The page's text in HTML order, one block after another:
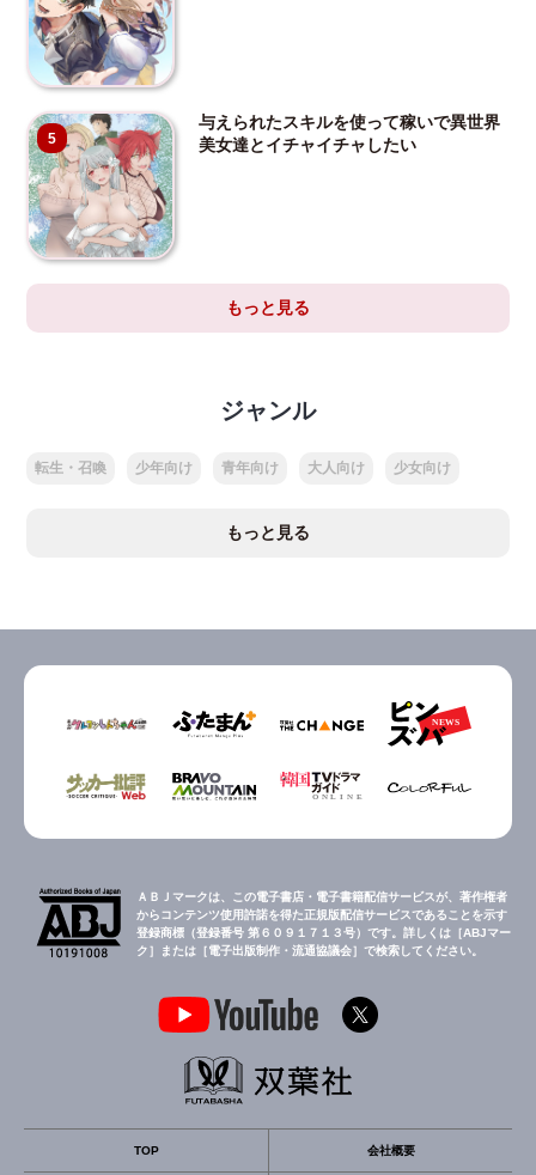
5
与えられたスキルを使って稼いで異世界
美女達とイチャイチャしたい
もっと見る
ジャンル
転生・召喚 少年向け 青年向け 大人向け 少女向け
もっと見る
ＡＢＪマークは、この電子書店・電子書籍配信サービスが、著作権者
からコンテンツ使用許諾を得た正規版配信サービスであることを示す
登録商標（登録番号 第６０９１７１３号）です。詳しくは［ABJマー
ク］または［電子出版制作・流通協議会］で検索してください。
TOP 会社概要